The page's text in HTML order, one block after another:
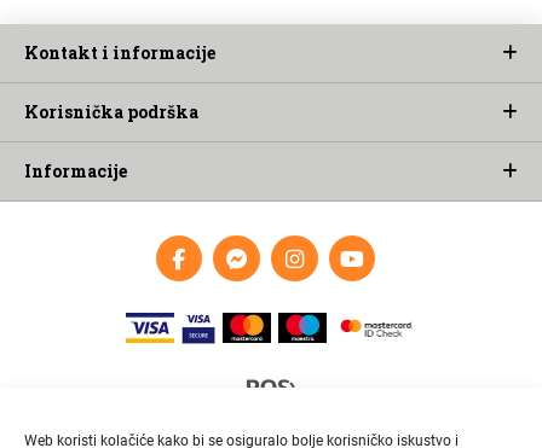
Web koristi kolačiće kako bi se osiguralo bolje korisničko iskustvo i
Kontakt i informacije
Korisnička podrška
Informacije